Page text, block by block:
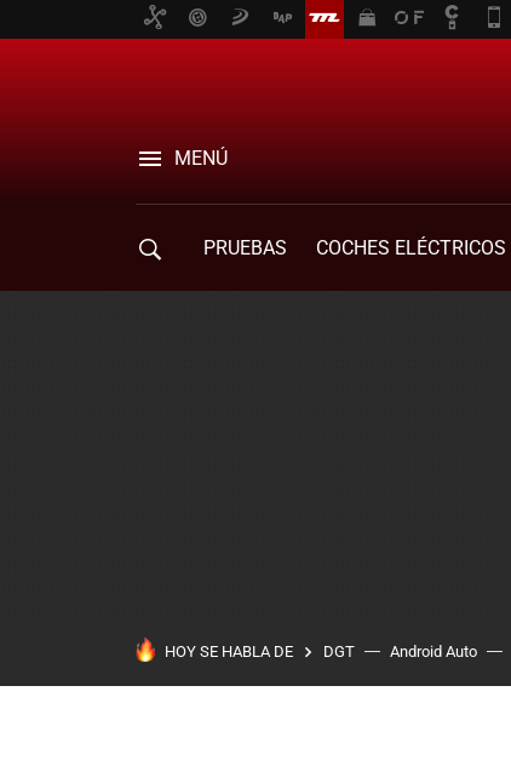
MENÚ
PRUEBAS COCHES ELÉCTRICOS
HOY SE HABLA DE DGT Android Auto